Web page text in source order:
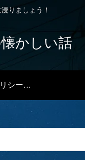
りましょう！
かしい話
プライバシーポリシー・免責事項